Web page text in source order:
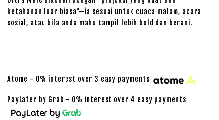
ketahanan luar biasa"—ia sesuai untuk cuaca malam, acara
sosial, atau bila anda mahu tampil lebih bold dan berani.
Atome - 0% interest over 3 easy payments
PayLater by Grab - 0% interest over 4 easy payments